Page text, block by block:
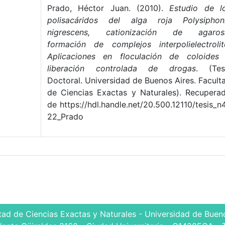
Prado, Héctor Juan. (2010).Estudio de
polisacáridos del alga roja
nigrescens, cationización de
formación de complejos
Aplicaciones en floculación de coloides
liberación controlada de drogas.
Doctoral. Universidad de Buenos Aires.
de Ciencias Exactas y Naturales).
de https://hdl.handle.net/20.500.12110/
22_Prado
de Ciencias Exactas y Naturales - Universidad de